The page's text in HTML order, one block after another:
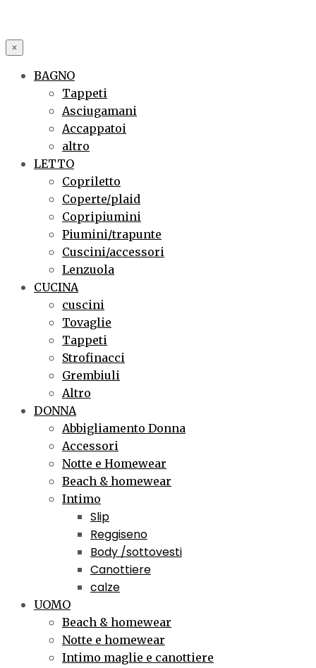
×
BAGNO
Tappeti
Asciugamani
Accappatoi
altro
LETTO
Copriletto
Coperte/plaid
Copripiumini
Piumini/trapunte
Cuscini/accessori
Lenzuola
CUCINA
cuscini
Tovaglie
Tappeti
Strofinacci
Grembiuli
Altro
DONNA
Abbigliamento Donna
Accessori
Notte e Homewear
Beach & homewear
Intimo
Slip
Reggiseno
Body /sottovesti
Canottiere
calze
UOMO
Beach & homewear
Notte e homewear
Intimo maglie e canottiere